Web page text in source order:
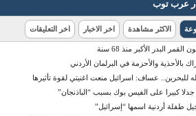
عرب توب
الاكثر مشاهدة اخر الاخبار اخر التعليقات
البدر الأكبر منذ 68 سنة
بالأحذية والأحزمة في البرلمان الأردني
للبحرين.. عساف: اسرائيل منعت اغنيتي لقوة تأثيرها
كبيرا على الفيس بوك بسبب “الباذنجان”
أردنية اسمها “إسرائيل”